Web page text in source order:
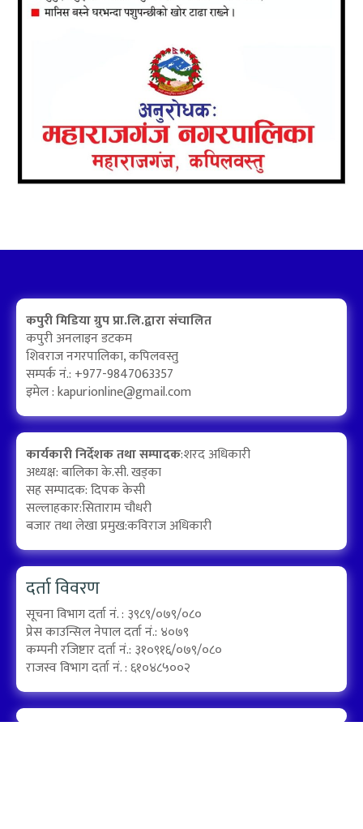
कपुरी मिडिया ग्रुप प्रा.लि.द्वारा संचालित
कपुरी अनलाइन डटकम
शिवराज नगरपालिका, कपिलवस्तु
सम्पर्क नं.: +977-9847063357
इमेल :kapurionline@gmail.com
कार्यकारी निर्देशक तथा सम्पादक:शरद अधिकारी
अध्यक्ष: बालिका के.सी. खड्का
सह सम्पादक: दिपक केसी
सल्लाहकार:सिताराम चौधरी
बजार तथा लेखा प्रमुख:कविराज अधिकारी
दर्ता विवरण
सूचना विभाग दर्ता नं. : ३९८९/०७९/०८०
प्रेस काउन्सिल नेपाल दर्ता नं.: ४०७९
कम्पनी रजिष्टार दर्ता नं.: ३१०९१६/०७९/०८०
राजस्व विभाग दर्ता नं. : ६१०४८५००२